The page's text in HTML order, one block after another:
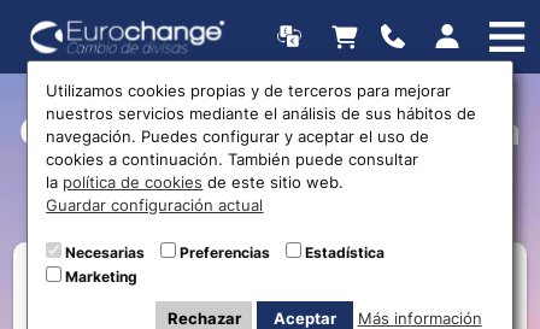
Currently Viewing Posts in
currency
Utilizamos cookies propias y de terceros para mejorar
nuestros servicios mediante el análisis de sus hábitos de
navegación. Puedes configurar y aceptar el uso de
cookies a continuación. También puede consultar
la política de cookies de este sitio web.
Guardar configuración actual
Necesarias Preferencias
Estadística
Marketing
Rechazar
Aceptar
Más información